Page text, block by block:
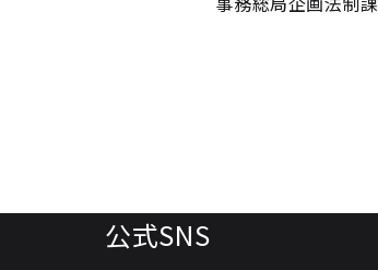
公式SNS